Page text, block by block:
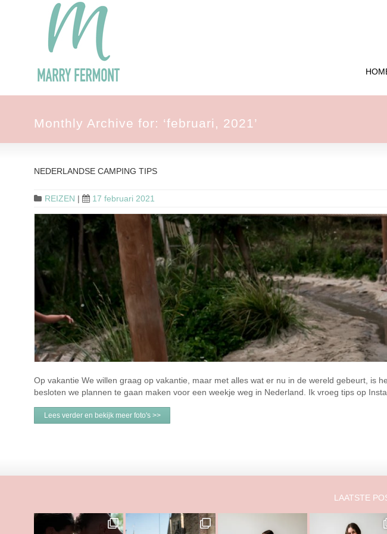
Monthly Archive for: ‘februari, 2021’
NEDERLANDSE CAMPING TIPS
REIZEN | 17 februari 2021
Op vakantie We willen graag op vakantie, maar met alles wat er nu in de wereld gebeurt, is
besloten we plannen te gaan maken voor een weekje weg in Nederland. Ik vroeg tips op
Lees verder en bekijk meer foto's >>
LAATSTE